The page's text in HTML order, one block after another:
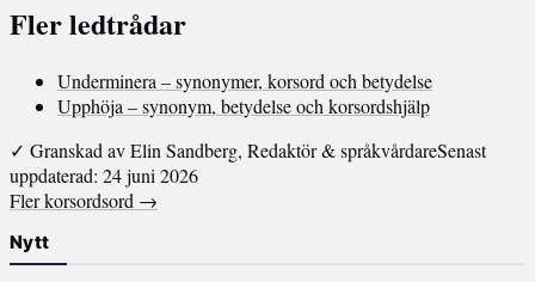
Fler ledtrådar
Underminera – synonymer, korsord och betydelse
Upphöja – synonym, betydelse och korsordshjälp
✓ Granskad av Elin Sandberg, Redaktör & språkvårdareSenast
uppdaterad: 24 juni 2026
Fler korsordsord →
Nytt